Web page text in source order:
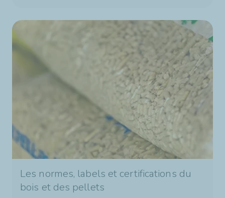
Les normes, labels et certifications du
bois et des pellets